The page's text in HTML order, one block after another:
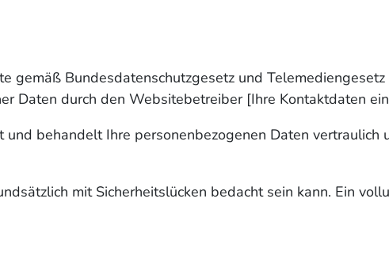
gemäß Bundesdatenschutzgesetz und
Daten durch den Websitebetreiber [Ihre Kontaktdaten
behandelt Ihre personenbezogenen Daten vertraulich
mit Sicherheitslücken bedacht sein kann. Ein